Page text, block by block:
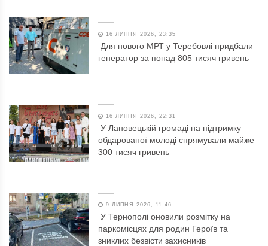
16 ЛИПНЯ 2026, 23:35
Для нового МРТ у Теребовлі придбали
генератор за понад 805 тисяч гривень
16 ЛИПНЯ 2026, 22:31
У Лановецькій громаді на підтримку
обдарованої молоді спрямували майже
300 тисяч гривень
9 ЛИПНЯ 2026, 11:46
У Тернополі оновили розмітку на
паркомісцях для родин Героїв та
зниклих безвісти захисників